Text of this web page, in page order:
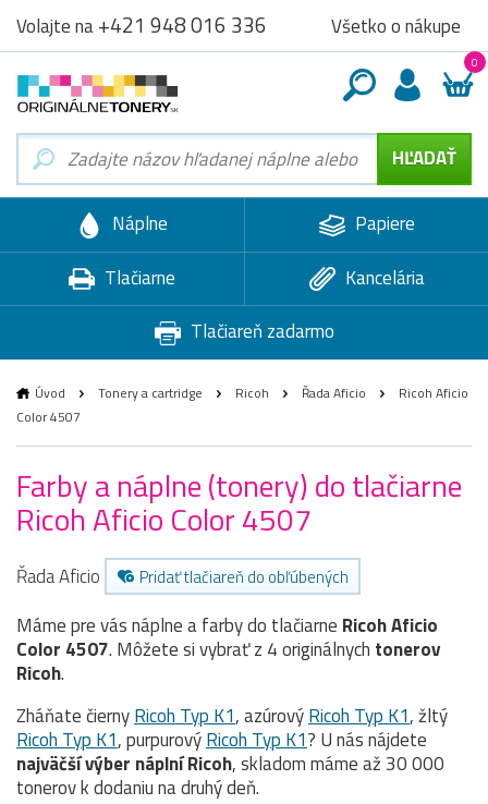
Volajte na+421 948 016 336 Všetko o nákupe
0
Náplne
Papiere
Tlačiarne
Kancelária
Tlačiareň zadarmo
Úvod Tonery a cartridge Ricoh Řada Aficio
Ricoh Aficio
Color 4507
Farby a náplne (tonery) do tlačiarne
Ricoh Aficio Color 4507
Řada Aficio Pridať tlačiareň do obľúbených
Máme pre vás náplne a farby do tlačiarne Ricoh Aficio
Color 4507. Môžete si vybrať z 4 originálnych tonerov
Ricoh.
Zháňate čiernyRicoh Typ K1, azúrovýRicoh Typ K1, žltý
Ricoh Typ K1, purpurovýRicoh Typ K1? U nás nájdete
najväčší výber náplní Ricoh, skladom máme až 30 000
tonerov k dodaniu na druhý deň.